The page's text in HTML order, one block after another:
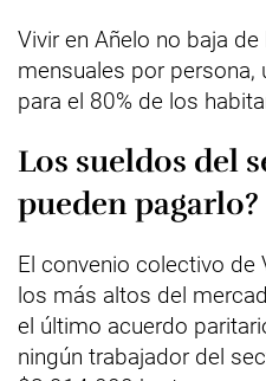
Vivir en Añelo no baja
mensuales por persona,
para el 80% de los
Los sueldos del
pueden pagarlo?
El convenio colectivo de
los más altos del
el último acuerdo
ningún trabajador del